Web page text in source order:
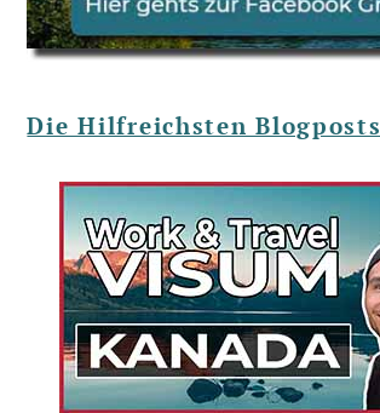
Die Hilfreichsten Blogposts